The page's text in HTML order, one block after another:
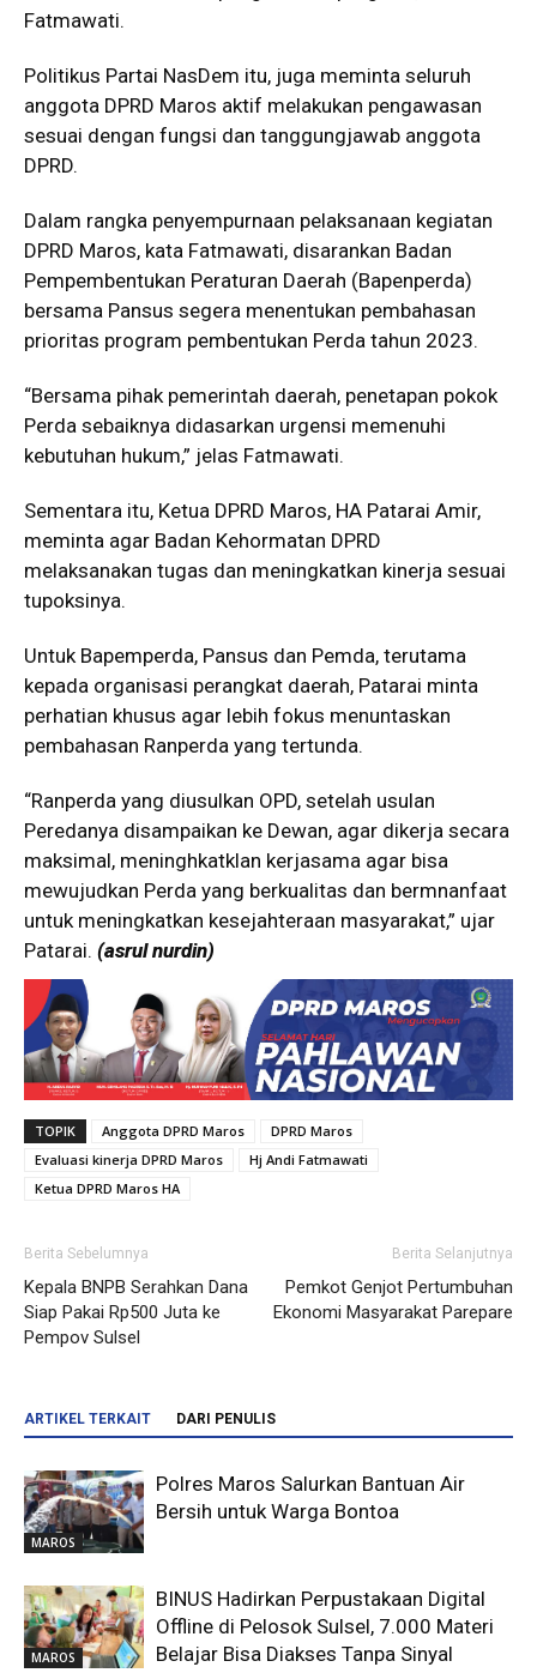
Fatmawati.
Politikus Partai NasDem itu, juga meminta seluruh
anggota DPRD Maros aktif melakukan pengawasan
sesuai dengan fungsi dan tanggungjawab anggota
DPRD.
Dalam rangka penyempurnaan pelaksanaan kegiatan
DPRD Maros, kata Fatmawati, disarankan Badan
Pempembentukan Peraturan Daerah (Bapenperda)
bersama Pansus segera menentukan pembahasan
prioritas program pembentukan Perda tahun 2023.
“Bersama pihak pemerintah daerah, penetapan pokok
Perda sebaiknya didasarkan urgensi memenuhi
kebutuhan hukum,” jelas Fatmawati.
Sementara itu, Ketua DPRD Maros, HA Patarai Amir,
meminta agar Badan Kehormatan DPRD
melaksanakan tugas dan meningkatkan kinerja sesuai
tupoksinya.
Untuk Bapemperda, Pansus dan Pemda, terutama
kepada organisasi perangkat daerah, Patarai minta
perhatian khusus agar lebih fokus menuntaskan
pembahasan Ranperda yang tertunda.
“Ranperda yang diusulkan OPD, setelah usulan
Peredanya disampaikan ke Dewan, agar dikerja secara
maksimal, meninghkatklan kerjasama agar bisa
mewujudkan Perda yang berkualitas dan bermnanfaat
untuk meningkatkan kesejahteraan masyarakat,” ujar
Patarai. (asrul nurdin)
TOPIK Anggota DPRD Maros
DPRD Maros
Evaluasi kinerja DPRD Maros
Hj Andi Fatmawati
Ketua DPRD Maros HA
Berita Sebelumnya
Kepala BNPB Serahkan Dana
Siap Pakai Rp500 Juta ke
Pempov Sulsel
Berita Selanjutnya
Pemkot Genjot Pertumbuhan
Ekonomi Masyarakat Parepare
ARTIKEL TERKAIT DARI PENULIS
MAROS
Polres Maros Salurkan Bantuan Air
Bersih untuk Warga Bontoa
MAROS
BINUS Hadirkan Perpustakaan Digital
Offline di Pelosok Sulsel, 7.000 Materi
Belajar Bisa Diakses Tanpa Sinyal